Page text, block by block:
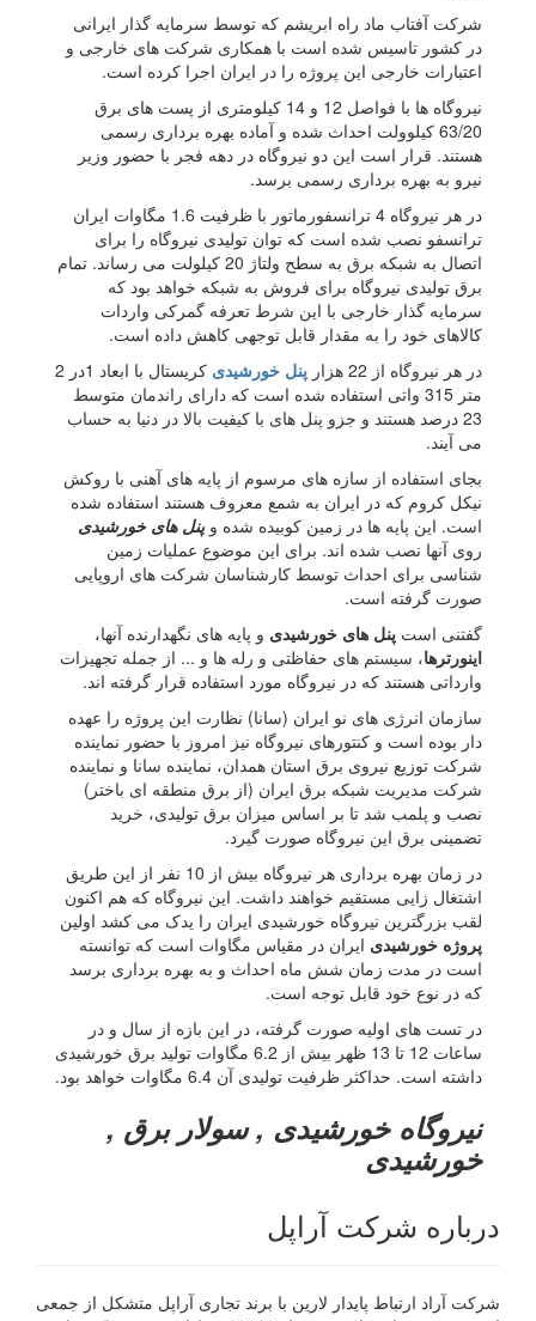
شرکت آفتاب ماد راه ابریشم که توسط سرمایه گذار ایرانی
در کشور تاسیس شده است با همکاری شرکت های خارجی و
اعتبارات خارجی این پروژه را در ایران اجرا کرده است.
نیروگاه ها با فواصل 12 و 14 کیلومتری از پست های برق
63/20 کیلوولت احداث شده و آماده بهره برداری رسمی
هستند. قرار است این دو نیروگاه در دهه فجر با حضور وزیر
نیرو به بهره برداری رسمی برسد.
در هر نیروگاه 4 ترانسفورماتور با ظرفیت 1.6 مگاوات ایران
ترانسفو نصب شده است که توان تولیدی نیروگاه را برای
اتصال به شبکه برق به سطح ولتاژ 20 کیلولت می رساند. تمام
برق تولیدی نیروگاه برای فروش به شبکه خواهد بود که
سرمایه گذار خارجی با این شرط تعرفه گمرکی واردات
کالاهای خود را به مقدار قابل توجهی کاهش داده است.
در هر نیروگاه از 22 هزار
پنل خورشیدی
کریستال با ابعاد 1در 2
متر 315 واتی استفاده شده است که دارای راندمان متوسط
23 درصد هستند و جزو پنل های با کیفیت بالا در دنیا به حساب
می آیند.
بجای استفاده از سازه های مرسوم از پایه های آهنی با روکش
نیکل کروم که در ایران به شمع معروف هستند استفاده شده
است. این پایه ها در زمین کوبیده شده وپنل های خورشیدی
روی آنها نصب شده اند. برای این موضوع عملیات زمین
شناسی برای احداث توسط کارشناسان شرکت های اروپایی
صورت گرفته است.
گفتنی است پنل های خورشیدی و پایه های نگهدارنده آنها،
اینورترها، سیستم های حفاظتی و رله ها و ... از جمله تجهیزات
وارداتی هستند که در نیروگاه مورد استفاده قرار گرفته اند.
سازمان انرژی های نو ایران (سانا) نظارت این پروژه را عهده
دار بوده است و کنتورهای نیروگاه نیز امروز با حضور نماینده
شرکت توزیع نیروی برق استان همدان، نماینده سانا و نماینده
شرکت مدیریت شبکه برق ایران (از برق منطقه ای باختر)
نصب و پلمب شد تا بر اساس میزان برق تولیدی، خرید
تضمینی برق این نیروگاه صورت گیرد.
در زمان بهره برداری هر نیروگاه بیش از 10 نفر از این طریق
اشتغال زایی مستقیم خواهند داشت. این نیروگاه که هم اکنون
لقب بزرگترین نیروگاه خورشیدی ایران را یدک می کشد اولین
پروژه خورشیدی ایران در مقیاس مگاوات است که توانسته
است در مدت زمان شش ماه احداث و به بهره برداری برسد
که در نوع خود قابل توجه است.
در تست های اولیه صورت گرفته، در این بازه از سال و در
ساعات 12 تا 13 ظهر بیش از 6.2 مگاوات تولید برق خورشیدی
داشته است. حداکثر ظرفیت تولیدی آن 6.4 مگاوات خواهد بود.
نیروگاه خورشیدی , سولار برق ,
خورشیدی
درباره شرکت آراپل
شرکت آراد ارتباط پایدار لارین با برند تجاری آراپل متشکل از جمعی